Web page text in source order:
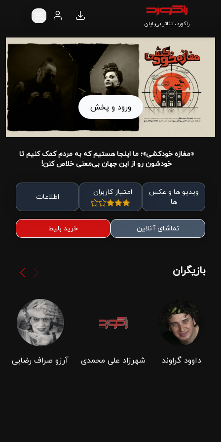
راکورد، تئاتر بی‌پایان
ورود و پخش
«مغازه خودکشی»؛ ما اینجا هستیم که به مردم کمک کنیم تا
خودشون رو از این جهان بی‌معنی خلاص کنن!
ویدیو ها و عکس
ها
امتیاز کاربران اطلاعات
تماشای آنلاین خرید بلیط
بازیگران
داوود گراوند شهرزاد علی محمدی آرزو صراف رضایی